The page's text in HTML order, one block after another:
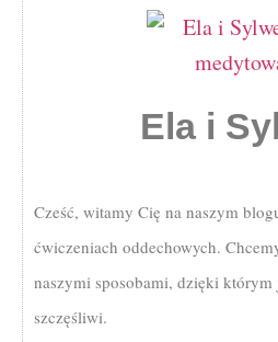
Ela i
Cześć, witamy Cię na naszym
ćwiczeniach oddechowych.
naszymi sposobami, dzięki
szczęśliwi.